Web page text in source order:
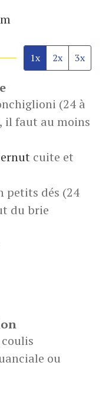
1x 2x 3x
(24 à
il faut au moins
cuite et
petits dés (24
du brie
ou